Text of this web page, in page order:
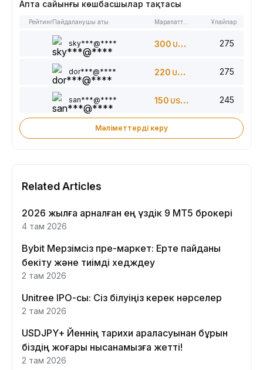
Апта сайынғы көшбасшылар тақтасы
РейтингПайдаланушы аты Ұпайлар
sky***@**** 300 USDT 275
dor***@**** 220 USDT 275
san***@**** 150 USDT 245
Мәліметтерді көру
Related Articles
2026 жылға арналған ең үздік 9 MT5 брокері
4 там 2026
Bybit Мерзімсіз пре-маркет: Ерте пайданы
бекіту және тиімді хедждеу
2 там 2026
Unitree IPO-сы: Сіз білуіңіз керек нәрселер
2 там 2026
USDJPY+ Йеннің тарихи араласуынан бұрын
біздің жоғары нысанамызға жетті!
2 там 2026